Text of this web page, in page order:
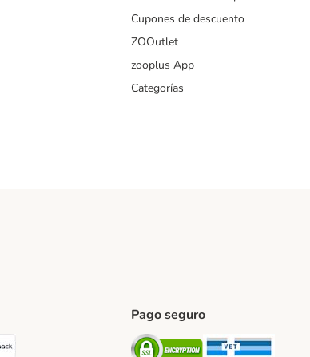
Cupones de descuento
ZOOutlet
zooplus App
Categorías
Method
Shipping Method
paack Shipping Method
Pago seguro
Security